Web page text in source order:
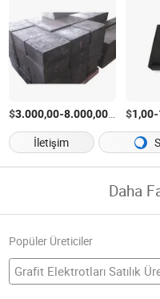
$3.000,00-8.000,00/Parça
$1,00-
İletişim
Daha
Popüler Üreticiler
Grafit Elektrotları Satılık